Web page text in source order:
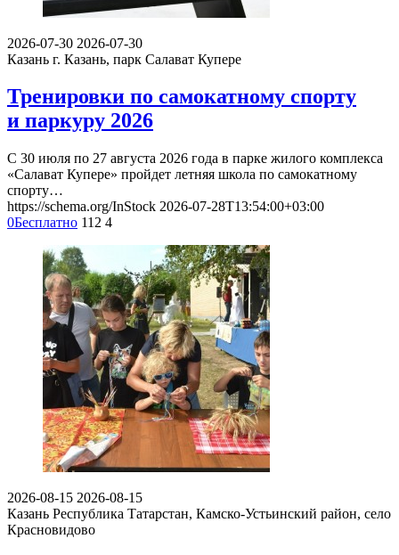
2026-07-30 2026-07-30
Казань г. Казань, парк Салават Купере
Тренировки по самокатному спорту
и паркуру 2026
С 30 июля по 27 августа 2026 года в парке жилого комплекса
«Салават Купере» пройдет летняя школа по самокатному
спорту…
https://schema.org/InStock 2026-07-28T13:54:00+03:00
0Бесплатно 112 4
2026-08-15 2026-08-15
Казань Республика Татарстан, Камско-Устьинский район, село
Красновидово